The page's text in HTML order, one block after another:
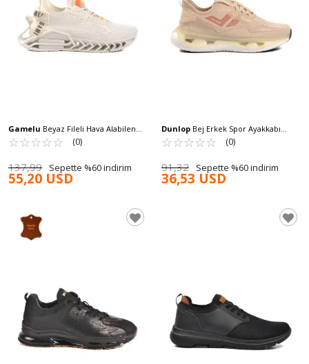
Gamelu Beyaz Fileli Hava Alabilen
Memory Foam Erkek Sneaker Bright
M
☆☆☆☆☆
★★★★★ (0)
137,99 Sepette %60 indirim
55,20 USD
Dunlop Bej Erkek Spor Ayakkabı
DNP-2357 M
☆☆☆☆☆
★★★★★ (0)
91,32 Sepette %60 indirim
36,53 USD